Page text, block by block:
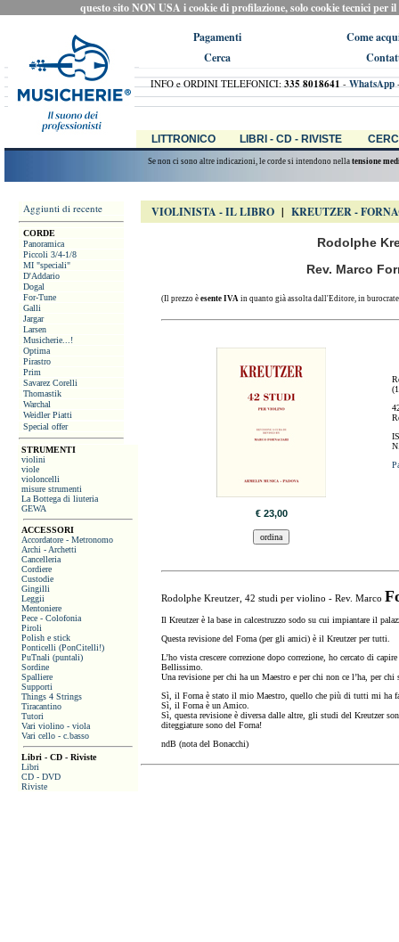
questo sito NON USA i cookie di profilazione, solo cookie tecnici
Pagamenti
Come
Cerca
INFO e ORDINI TELEFONICI:335 8018641-WhatsApp
LITTRONICO LIBRI - CD - RIVISTE
Se non ci sono altre indicazioni, le corde si intendono nella tensione
Aggiunti di recente
CORDE
Panoramica
Piccoli 3/4-1/8
MI "speciali"
D'Addario
Dogal
For-Tune
Galli
Jargar
Larsen
Musicherie...!
Optima
Pirastro
Prim
Savarez Corelli
Thomastik
Warchal
Weidler Piatti
Special offer
STRUMENTI
violini
viole
violoncelli
misure strumenti
La Bottega di liuteria
GEWA
ACCESSORI
Accordatore - Metronomo
Archi - Archetti
Cancelleria
Cordiere
Custodie
Gingilli
Leggii
Mentoniere
Pece - Colofonia
Piroli
Polish e stick
Ponticelli (PonCitelli!)
PuTnali (puntali)
Sordine
Spalliere
Supporti
Things 4 Strings
Tiracantino
Tutori
Vari violino - viola
Vari cello - c.basso
Libri - CD - Riviste
Libri
CD - DVD
Riviste
VIOLINISTA - IL LIBRO | KREUTZER -
Rodolphe
Rev. Marco
(Il prezzo è esente IVA in quanto già assolta dall'Editore, in
€ 23,00
Rodolphe Kreutzer, 42 studi per violino - Rev. Marco
Il Kreutzer è la base in calcestruzzo sodo su cui impiantare il
Questa revisione del Forna (per gli amici) è il Kreutzer per tutti.
L’ho vista crescere correzione dopo correzione, ho cercato di
Bellissimo.
Una revisione per chi ha un Maestro e per chi non ce l’ha, per
Sì, il Forna è stato il mio Maestro, quello che più di tutti mi ha
Sì, il Forna è un Amico.
Sì, questa revisione è diversa dalle altre, gli studi del Kreutzer
diteggiature sono del Forna!
ndB (nota del Bonacchi)